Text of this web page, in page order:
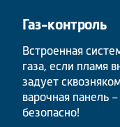
Газ-контроль
Встроенная
газа, если пламя
задует
варочная панель
безопасно!